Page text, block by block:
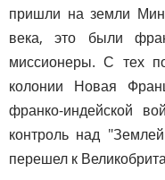
пришли на земли
века, это были
миссионеры. С тех
колонии Новая
франко-индейской
контроль над
перешел к